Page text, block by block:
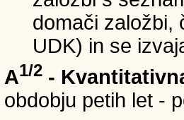
domači založbi,
UDK) in se
A1/2 -
obdobju petih let -